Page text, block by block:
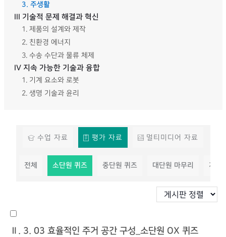
3. 주생활
III 기술적 문제 해결과 혁신
1. 제품의 설계와 제작
2. 친환경 에너지
3. 수송 수단과 물류 체제
IV 지속 가능한 기술과 융합
1. 기계 요소와 로봇
2. 생명 기술과 윤리
수업 자료 평가 자료 멀티미디어 자료
전체 소단원 퀴즈 중단원 퀴즈 대단원 마무리 지필
Ⅱ. 3. 03 효율적인 주거 공간 구성_소단원 OX 퀴즈